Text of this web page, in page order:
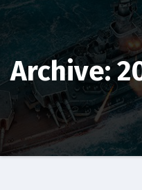
ッArchive: